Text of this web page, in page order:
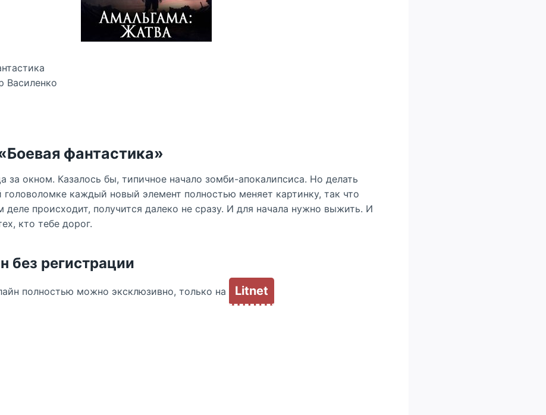
Василенко
фантастика»
за окном. Казалось бы, типичное начало зомби-апокалипсиса. Но делать
каждый новый элемент полностью меняет картинку, так что
деле происходит, получится далеко не сразу. И для начала нужно выжить. И
кто тебе дорог.
без регистрации
полностью можно эксклюзивно, только на Litnet